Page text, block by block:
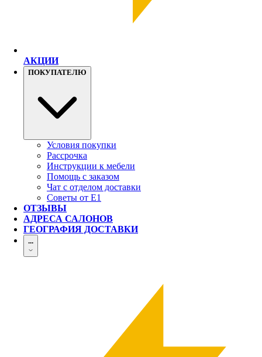
АКЦИИ
ПОКУПАТЕЛЮ
Условия покупки
Рассрочка
Инструкции к мебели
Помощь с заказом
Чат с отделом доставки
Советы от Е1
ОТЗЫВЫ
АДРЕСА САЛОНОВ
ГЕОГРАФИЯ ДОСТАВКИ
...